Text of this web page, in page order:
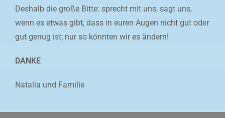
Deshalb die große Bitte: sprecht mit uns, sagt uns,
wenn es etwas gibt, dass in euren Augen nicht gut oder
gut genug ist; nur so könnten wir es ändern!
DANKE
Natalia und Familie